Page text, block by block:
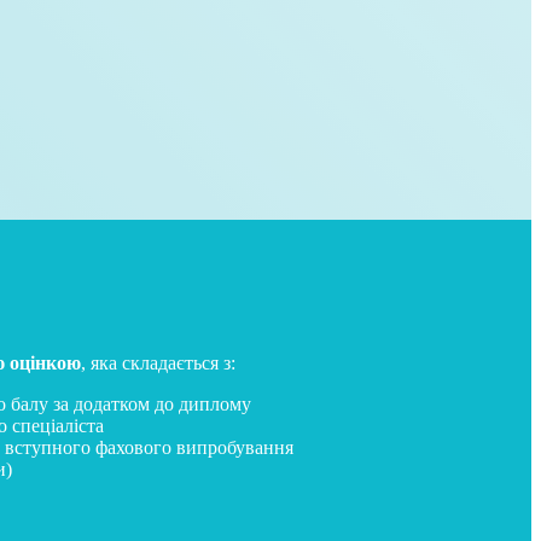
оцінкою, яка складається з:
балу за додатком до диплому
вступного фахового випробування